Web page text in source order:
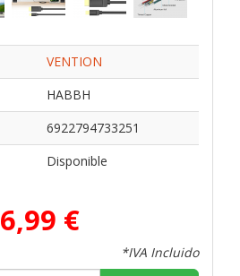
VENTION
HABBH
6922794733251
Disponible
6,99 €
*IVA Incluido